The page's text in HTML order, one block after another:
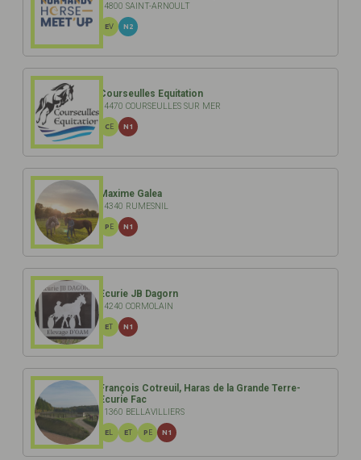
14800 SAINT-ARNOULT
EV N2
Courseulles Equitation
14470 COURSEULLES SUR MER
CE N1
Maxime Galea
14340 RUMESNIL
PE N1
Ecurie JB Dagorn
14240 CORMOLAIN
ET N1
François Cotreuil, Haras de la Grande Terre-
Ecurie Fac
61360 BELLAVILLIERS
EL ET PE N1